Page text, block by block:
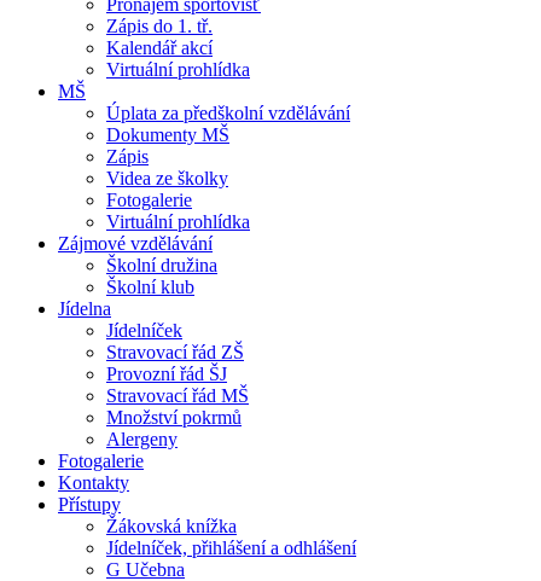
Pronájem sportovišť
Zápis do 1. tř.
Kalendář akcí
Virtuální prohlídka
MŠ
Úplata za předškolní vzdělávání
Dokumenty MŠ
Zápis
Videa ze školky
Fotogalerie
Virtuální prohlídka
Zájmové vzdělávání
Školní družina
Školní klub
Jídelna
Jídelníček
Stravovací řád ZŠ
Provozní řád ŠJ
Stravovací řád MŠ
Množství pokrmů
Alergeny
Fotogalerie
Kontakty
Přístupy
Žákovská knížka
Jídelníček, přihlášení a odhlášení
G Učebna